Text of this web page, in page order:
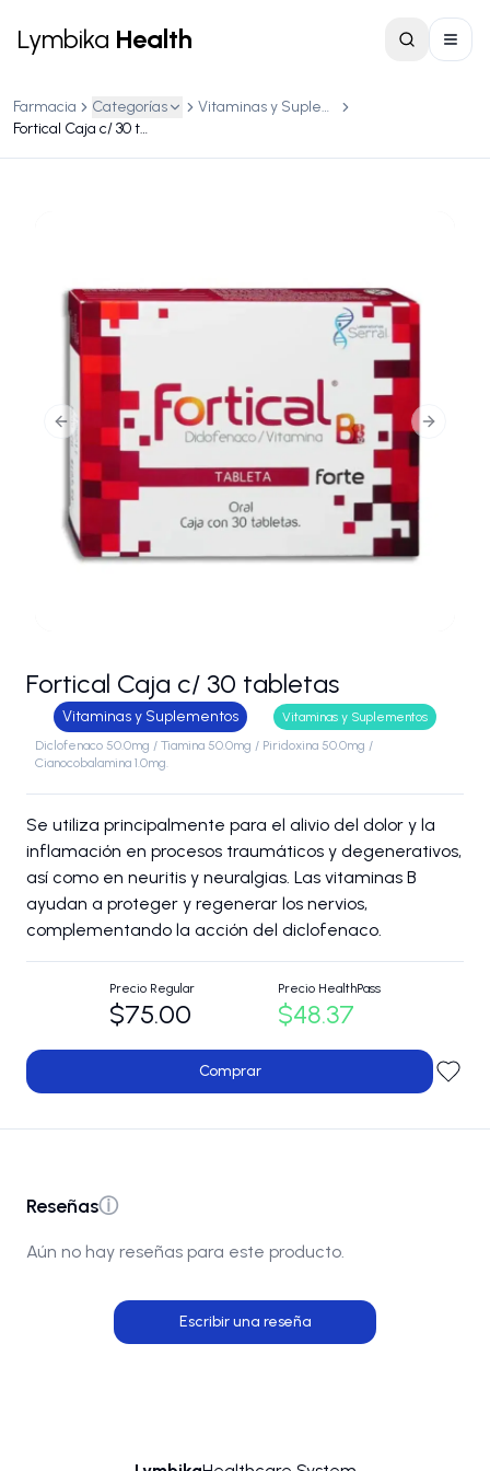
Lymbika Health
Farmacia Categorías
Vitaminas y Suplementos
Fortical Caja c/ 30 tabletas
Previous slide Next
Fortical Caja c/ 30 tabletas
Vitaminas y Suplementos
Vitaminas y Suplementos
Diclofenaco 50.0mg / Tiamina 50.0mg / Piridoxina 50.0mg /
Cianocobalamina 1.0mg.
Se utiliza principalmente para el alivio del dolor y la
inflamación en procesos traumáticos y degenerativos,
así como en neuritis y neuralgias. Las vitaminas B
ayudan a proteger y regenerar los nervios,
complementando la acción del diclofenaco.
Precio Regular
$75.00
Precio HealthPass
$48.37
Comprar
Reseñasⓘ
Aún no hay reseñas para este producto.
Escribir una reseña